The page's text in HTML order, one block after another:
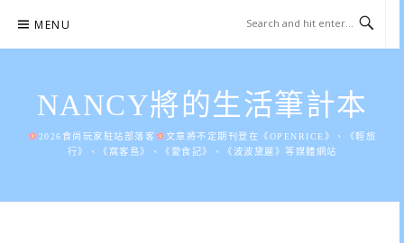
content
MENU
NANCY將的生活筆計本
2026食尚玩家駐站部落客
文章將不定期刊登在《OPENRICE》、《輕旅
行》、《窩客島》、《愛食記》、《波波黛麗》等媒體網站